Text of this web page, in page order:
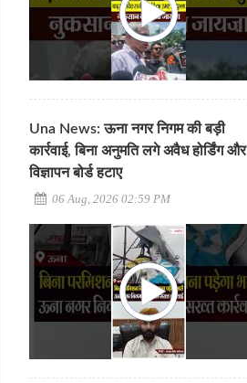
Una News: ऊना नगर निगम की बड़ी
कार्रवाई, बिना अनुमति लगे अवैध होर्डिंग और
विज्ञापन बोर्ड हटाए
06 Aug, 2026 02:59 PM